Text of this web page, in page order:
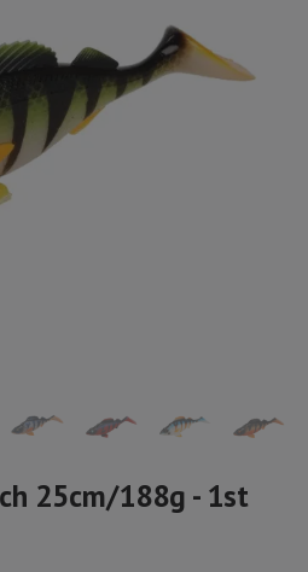
25cm/188g - 1st